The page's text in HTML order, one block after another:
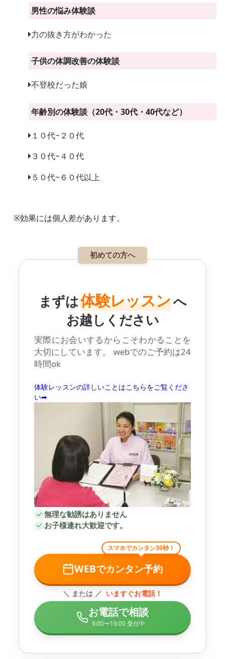
男性の悩み体験談
力の抜き方がわかった
子供の体調改善の体験談
不登校だった娘
年齢別の体験談（20代・30代・40代など）
１０代~２０代
３０代~４０代
５０代~６０代以上
※効果には個人差があります。
初めての方へ
まずは体験レッスンへ
お越しください
実際にお会いするからこそわかることを
大切にしています。
webでのご予約は24
時間ok
体験レッスンの詳しいことはこちらをご覧くださ
い➡
無理な勧誘はありません
お子様連れ大歓迎です。
スマホでカンタン30秒！
WEBでカンタン予約
＼ または ／ いますぐお電話！
お電話で相談
9:00〜19:00 受付中